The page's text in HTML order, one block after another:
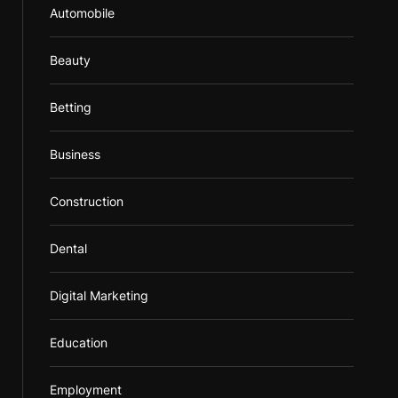
Automobile
Beauty
Betting
Business
Construction
Dental
Digital Marketing
Education
Employment